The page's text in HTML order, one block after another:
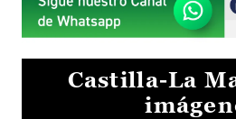
Castilla-La